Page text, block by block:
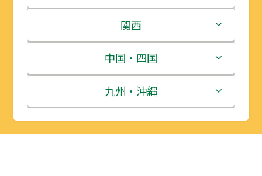
岩手県
宮城県
秋田県
山形県
栃木県
群馬県
埼玉県
千葉県
新潟県
富山県
石川県
福井県
関西
三重県
滋賀県
京都府
中国・四国
鳥取県
島根県
九州・沖縄
福岡県